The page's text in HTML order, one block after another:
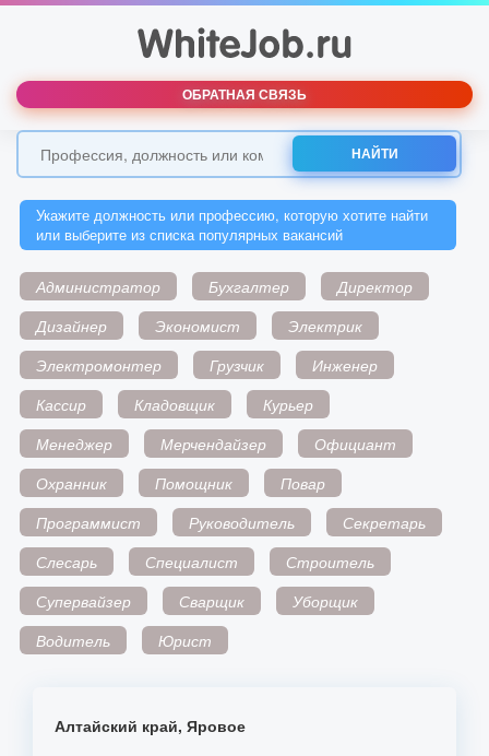
ОБРАТНАЯ СВЯЗЬ
НАЙТИ
Укажите должность или профессию, которую хотите найти
или выберите из списка популярных вакансий
Администратор Бухгалтер
Директор
Дизайнер
Экономист
Электрик
Электромонтер
Грузчик
Инженер
Кассир
Кладовщик
Курьер
Менеджер
Мерчендайзер
Официант
Охранник
Помощник
Повар
Программист
Руководитель
Секретарь
Слесарь
Специалист
Строитель
Супервайзер
Сварщик
Уборщик
Водитель
Юрист
Алтайский край, Яровое